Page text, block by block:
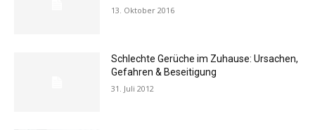
13. Oktober 2016
Schlechte Gerüche im Zuhause: Ursachen,
Gefahren & Beseitigung
31. Juli 2012